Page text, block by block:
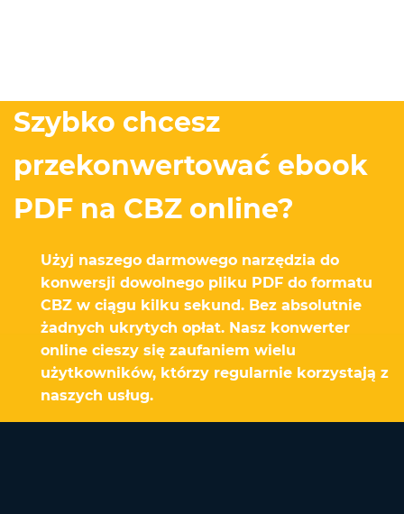
Szybko chcesz
przekonwertować ebook
PDF na CBZ online?
Użyj naszego darmowego narzędzia do
konwersji dowolnego pliku PDF do formatu
CBZ w ciągu kilku sekund. Bez absolutnie
żadnych ukrytych opłat. Nasz konwerter
online cieszy się zaufaniem wielu
użytkowników, którzy regularnie korzystają z
naszych usług.